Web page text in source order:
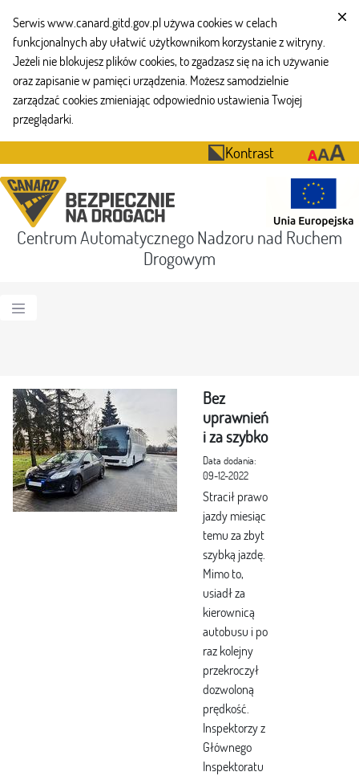
Serwis www.canard.gitd.gov.pl używa cookies w celach
funkcjonalnych aby ułatwić użytkownikom korzystanie z witryny.
Jeżeli nie blokujesz plików cookies, to zgadzasz się na ich używanie
oraz zapisanie w pamięci urządzenia. Możesz samodzielnie
zarządzać cookies zmieniając odpowiednio ustawienia Twojej
przeglądarki.
Kontrast
Centrum Automatycznego Nadzoru nad Ruchem
Drogowym
Bez
uprawnień
i za szybko
Data dodania:
09-12-2022
Stracił prawo
jazdy miesiąc
temu za zbyt
szybką jazdę.
Mimo to,
usiadł za
kierownicą
autobusu i po
raz kolejny
przekroczył
dozwoloną
prędkość.
Inspektorzy z
Głównego
Inspektoratu